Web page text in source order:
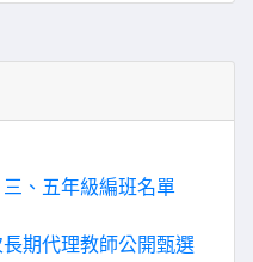
、五年級編班名單
期代理教師公開甄選